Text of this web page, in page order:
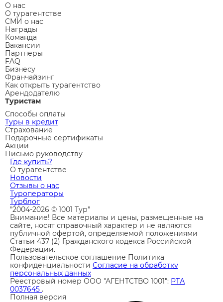
О нас
О турагентстве
СМИ о нас
Награды
Команда
Вакансии
Партнеры
FAQ
Бизнесу
Франчайзинг
Как открыть турагентство
Арендодателю
Туристам
Способы оплаты
Туры в кредит
Страхование
Подарочные сертификаты
Акции
Письмо руководству
Где купить?
О турагентстве
Новости
Отзывы о нас
Туроператоры
Турблог
"2004-2026 © 1001 Тур"
Внимание! Все материалы и цены, размещенные на
сайте, носят справочный характер и не являются
публичной офертой, определяемой положениями
Статьи 437 (2) Гражданского кодекса Российской
Федерации.
Пользовательское соглашение Политика
конфиденциальности Согласие на обработку
персональных данных
Реестровый номер ООО "АГЕНТСТВО 1001": РТА
0037645 .
Полная версия